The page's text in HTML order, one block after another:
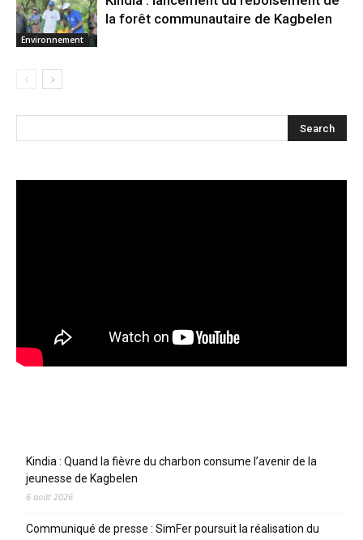
Environnement
la forêt communautaire de Kagbelen
Kindia : Quand la fièvre du charbon consume l’avenir de la
jeunesse de Kagbelen
6 août 2026
Communiqué de presse : SimFer poursuit la réalisation du